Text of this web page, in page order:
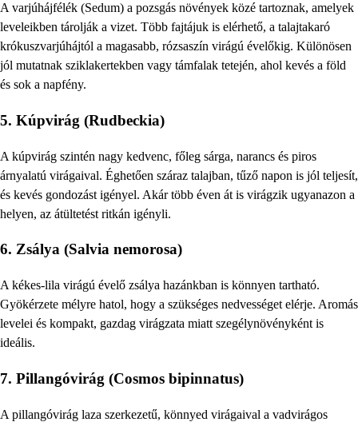
A varjúhájfélék (Sedum) a pozsgás növények közé tartoznak, amelyek
leveleikben tárolják a vizet. Több fajtájuk is elérhető, a talajtakaró
krókuszvarjúhájtól a magasabb, rózsaszín virágú évelőkig. Különösen
jól mutatnak sziklakertekben vagy támfalak tetején, ahol kevés a föld
és sok a napfény.
5. Kúpvirág (Rudbeckia)
A kúpvirág szintén nagy kedvenc, főleg sárga, narancs és piros
árnyalatú virágaival. Éghetően száraz talajban, tűző napon is jól teljesít,
és kevés gondozást igényel. Akár több éven át is virágzik ugyanazon a
helyen, az átültetést ritkán igényli.
6. Zsálya (Salvia nemorosa)
A kékes-lila virágú évelő zsálya hazánkban is könnyen tartható.
Gyökérzete mélyre hatol, hogy a szükséges nedvességet elérje. Aromás
levelei és kompakt, gazdag virágzata miatt szegélynövényként is
ideális.
7. Pillangóvirág (Cosmos bipinnatus)
A pillangóvirág laza szerkezetű, könnyed virágaival a vadvirágos